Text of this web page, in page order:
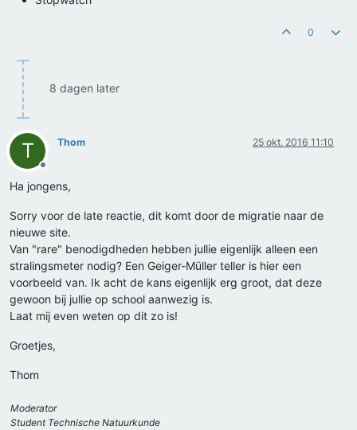
0
8 dagen later
T
Offline
Thom 25 okt. 2016 11:10
Ha jongens,
Sorry voor de late reactie, dit komt door de migratie naar de
nieuwe site.
Van "rare" benodigdheden hebben jullie eigenlijk alleen een
stralingsmeter nodig? Een Geiger-Müller teller is hier een
voorbeeld van. Ik acht de kans eigenlijk erg groot, dat deze
gewoon bij jullie op school aanwezig is.
Laat mij even weten op dit zo is!
Groetjes,
Thom
Moderator
Student Technische Natuurkunde